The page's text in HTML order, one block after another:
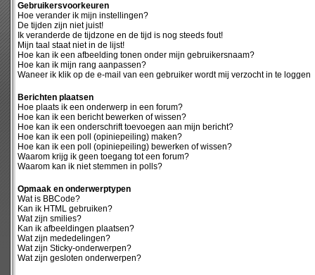
Gebruikersvoorkeuren
Hoe verander ik mijn instellingen?
De tijden zijn niet juist!
Ik veranderde de tijdzone en de tijd is nog steeds fout!
Mijn taal staat niet in de lijst!
Hoe kan ik een afbeelding tonen onder mijn gebruikersnaam?
Hoe kan ik mijn rang aanpassen?
Waneer ik klik op de e-mail van een gebruiker wordt mij verzocht in te loggen
Berichten plaatsen
Hoe plaats ik een onderwerp in een forum?
Hoe kan ik een bericht bewerken of wissen?
Hoe kan ik een onderschrift toevoegen aan mijn bericht?
Hoe kan ik een poll (opiniepeiling) maken?
Hoe kan ik een poll (opiniepeiling) bewerken of wissen?
Waarom krijg ik geen toegang tot een forum?
Waarom kan ik niet stemmen in polls?
Opmaak en onderwerptypen
Wat is BBCode?
Kan ik HTML gebruiken?
Wat zijn smilies?
Kan ik afbeeldingen plaatsen?
Wat zijn mededelingen?
Wat zijn Sticky-onderwerpen?
Wat zijn gesloten onderwerpen?